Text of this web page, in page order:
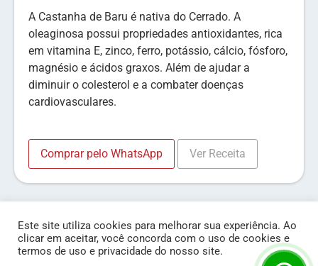
A Castanha de Baru é nativa do Cerrado. A
oleaginosa possui propriedades antioxidantes, rica
em vitamina E, zinco, ferro, potássio, cálcio, fósforo,
magnésio e ácidos graxos. Além de ajudar a
diminuir o colesterol e a combater doenças
cardiovasculares.
Comprar pelo WhatsApp Ver Receita
Este site utiliza cookies para melhorar sua experiência. Ao
clicar em aceitar, você concorda com o uso de cookies e
termos de uso e privacidade do nosso site.